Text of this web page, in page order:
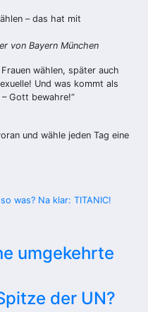
– das hat mit
von Bayern München
wählen, später auch
Und was kommt als
– Gott bewahre!“
und wähle jeden Tag eine
was? Na klar: TITANIC!
umgekehrte
der UN?